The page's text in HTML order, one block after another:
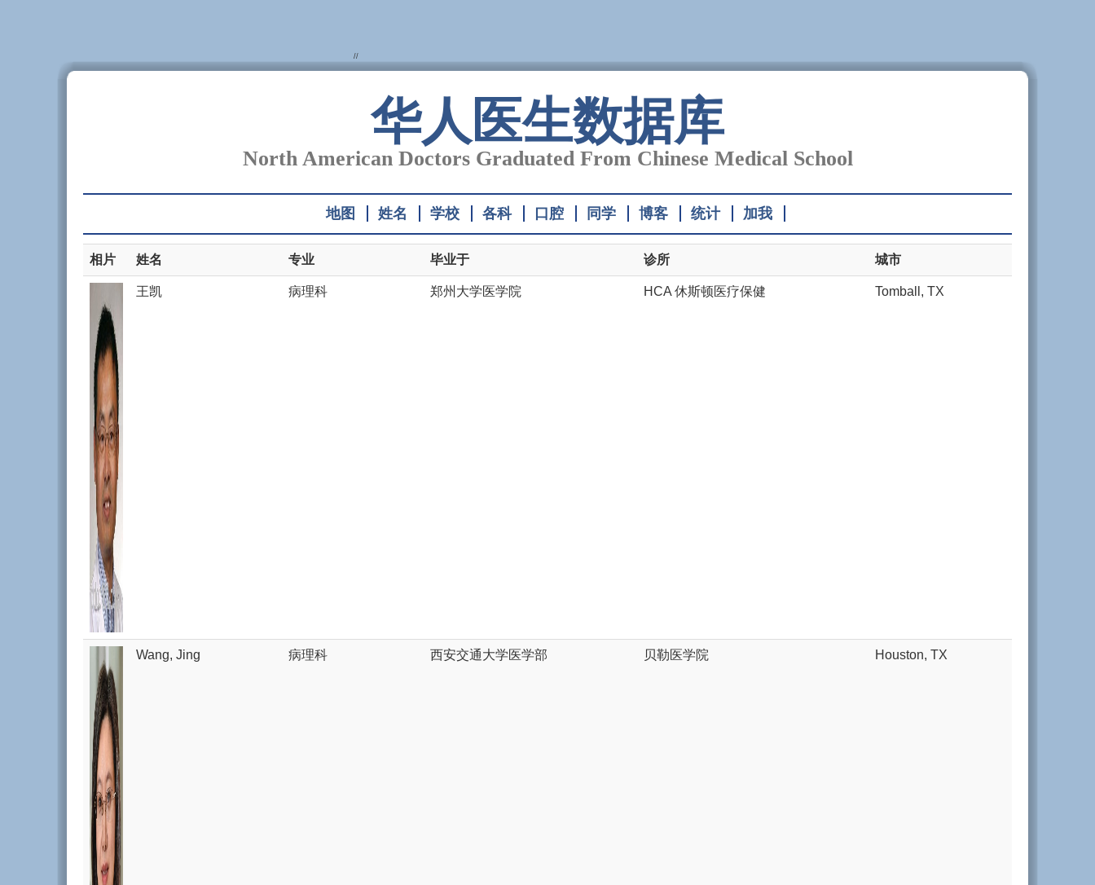
//
华人医生数据库
North American Doctors Graduated From Chinese Medical School
地图 姓名 学校 各科 口腔 同学 博客 统计 加我
相片 姓名 专业 毕业于 诊所 城市
王凯 病理科 郑州大学医学院 HCA 休斯顿医疗保健 Tomball, TX
Wang, Jing 病理科 西安交通大学医学部 贝勒医学院 Houston, TX